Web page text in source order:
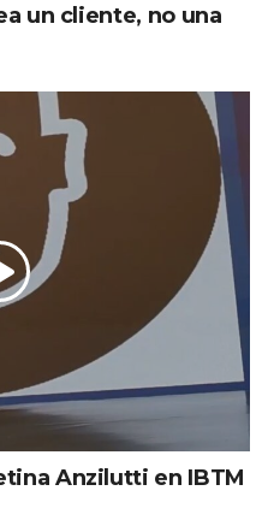
un cliente, no una
Anzilutti en IBTM